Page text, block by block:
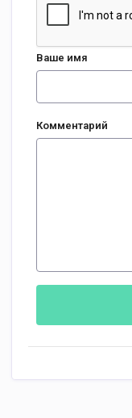
Ваше имя
Комментарий